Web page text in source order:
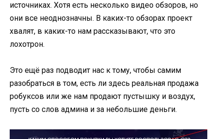
источниках. Хотя есть несколько видео обзоров, но
они все неоднозначны. В каких-то обзорах проект
хвалят, в каких-то нам рассказывают, что это
лохотрон.
Это ещё раз подводит нас к тому, чтобы самим
разобраться в том, есть ли здесь реальная продажа
робуксов или же нам продают пустышку и воздух,
пусть со слов админа и за небольшие деньги.